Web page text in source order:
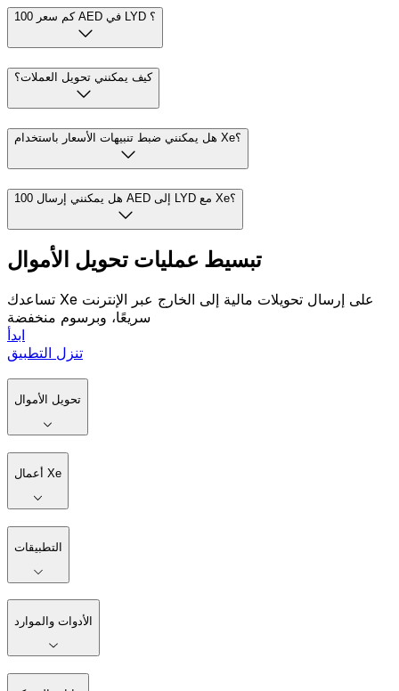
كم سعر 100 AED في LYD ؟
كيف يمكنني تحويل العملات؟
هل يمكنني ضبط تنبيهات الأسعار باستخدام Xe؟
هل يمكنني إرسال 100 AED إلى LYD مع Xe؟
تبسيط عمليات تحويل الأموال
تساعدك Xe على إرسال تحويلات مالية إلى الخارج عبر الإنترنت
سريعًا، وبرسوم منخفضة
ابدأ
تنزل التطبيق
تحويل الأموال
أعمال Xe
التطبيقات
الأدوات والموارد